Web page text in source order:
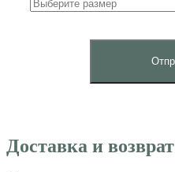
Доставка и возврат